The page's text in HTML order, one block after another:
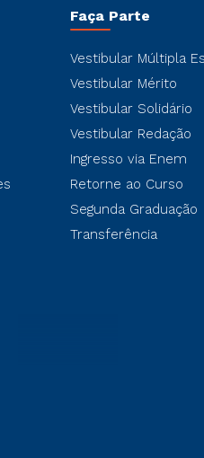
Faça Parte
Vestibular Múltipla
Vestibular Mérito
Vestibular Solidário
Vestibular Redação
Ingresso via Enem
Retorne ao Curso
Segunda Graduação
Transferência